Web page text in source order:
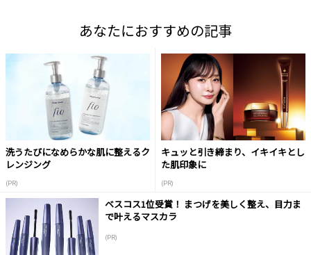
あなたにおすすめの記事
洗うたびになめらかな肌に整えるク
レンジング
(PR)
キュッと引き締まり、イキイキとし
た肌印象に
(PR)
ベスコス1位受賞！ まつげを美しく整え、目力ま
で叶えるマスカラ
(PR)